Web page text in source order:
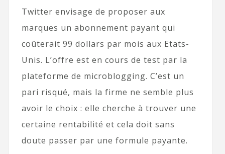
Twitter envisage de proposer aux
marques un abonnement payant qui
coûterait 99 dollars par mois aux Etats-
Unis. L’offre est en cours de test par la
plateforme de microblogging. C’est un
pari risqué, mais la firme ne semble plus
avoir le choix : elle cherche à trouver une
certaine rentabilité et cela doit sans
doute passer par une formule payante.